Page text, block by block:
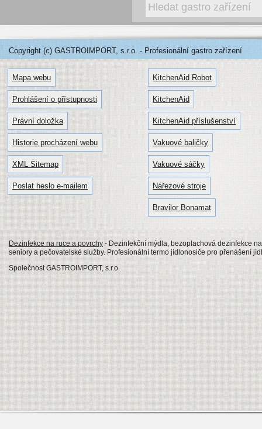
Copyright (c) GASTROIMPORT, s.r.o. - Profesionální gastro zařízení
Mapa webu
Prohlášení o přístupnosti
Právní doložka
Historie procházení webu
XML Sitemap
Poslat heslo e-mailem
KitchenAid Robot
KitchenAid
KitchenAid příslušenství
Vakuové baličky
Vakuové sáčky
Nářezové stroje
Bravilor Bonamat
Dezinfekce na ruce a povrchy - Dezinfekční mýdla, bezoplachová dezinfekce
seniory a pečovatelské služby. Profesionální termo jídlonosiče pro přenášení
Společnost GASTROIMPORT, s.r.o.